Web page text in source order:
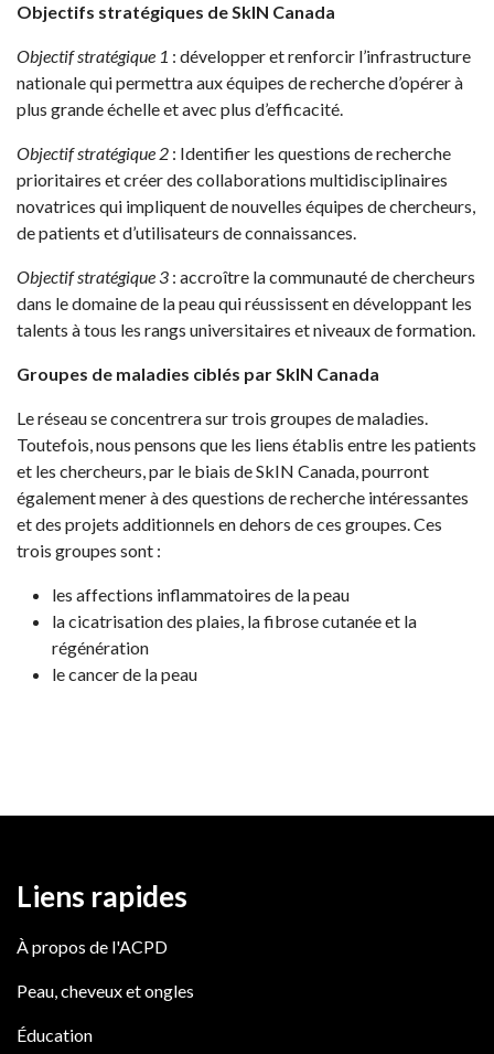
Objectifs stratégiques de SkIN Canada
Objectif stratégique 1 : développer et renforcir l’infrastructure
nationale qui permettra aux équipes de recherche d’opérer à
plus grande échelle et avec plus d’efficacité.
Objectif stratégique 2 : Identifier les questions de recherche
prioritaires et créer des collaborations multidisciplinaires
novatrices qui impliquent de nouvelles équipes de chercheurs,
de patients et d’utilisateurs de connaissances.
Objectif stratégique 3 : accroître la communauté de chercheurs
dans le domaine de la peau qui réussissent en développant les
talents à tous les rangs universitaires et niveaux de formation.
Groupes de maladies ciblés par SkIN Canada
Le réseau se concentrera sur trois groupes de maladies.
Toutefois, nous pensons que les liens établis entre les patients
et les chercheurs, par le biais de SkIN Canada, pourront
également mener à des questions de recherche intéressantes
et des projets additionnels en dehors de ces groupes. Ces
trois groupes sont :
les affections inflammatoires de la peau
la cicatrisation des plaies, la fibrose cutanée et la
régénération
le cancer de la peau
Liens rapides
À propos de l'ACPD
Peau, cheveux et ongles
Éducation